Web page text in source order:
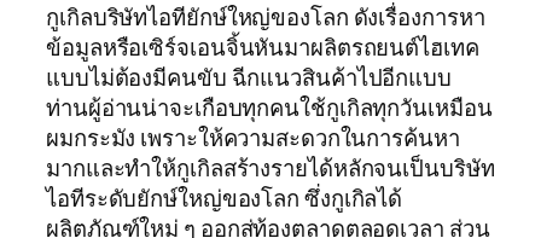
กูเกิลบริษัทไอทียักษ์ใหญ่ของโลก ดังเรื่องการหา
ข้อมูลหรือเซิร์จเอนจิ้นหันมาผลิตรถยนต์ไฮเทค
แบบไม่ต้องมีคนขับ ฉีกแนวสินค้าไปอีกแบบ
ท่านผู้อ่านน่าจะเกือบทุกคนใช้กูเกิลทุกวันเหมือน
ผมกระมัง เพราะให้ความสะดวกในการค้นหา
มากและทำให้กูเกิลสร้างรายได้หลักจนเป็นบริษัท
ไอทีระดับยักษ์ใหญ่ของโลก ซึ่งกูเกิลได้
ผลิตภัณฑ์ใหม่ ๆ ออกสู่ท้องตลาดตลอดเวลา ส่วน